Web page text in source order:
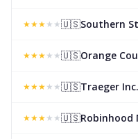
★★★★ ★🇺🇸Southern
★★★★ ★🇺🇸Orange
★★★★ ★🇺🇸Traeger Inc.
★★★★ ★🇺🇸Robinhood